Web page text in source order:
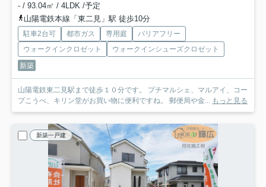
- / 93.04㎡ / 4LDK /予定
山陽電鉄本線「東二見」駅 徒歩10分
駐車2台可 都市ガス 専用庭
バリアフリー
ウォークインクロゼット
ウォークインシューズクロゼット
新築
山陽電鉄東二見駅まで徒歩１０分です。 プチマルシェ、マルアイ、コー
プこうべ、キリン堂がお買い物に便利ですね。 郵便局や金... もっと見る
新築一戸建